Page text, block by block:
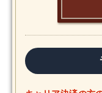
We Spy!